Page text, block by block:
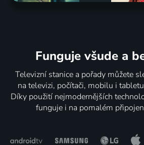
Funguje všude a
Televizní stanice a pořady můžete
na televizi, počítači, mobilu i
Díky použití nejmodernějších
funguje i na pomalém